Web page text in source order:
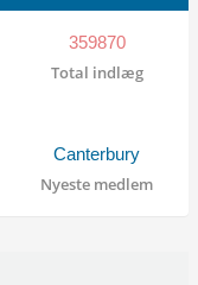
359870
Total indlæg
Canterbury
Nyeste medlem